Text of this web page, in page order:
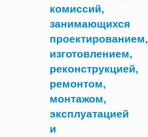
комиссий,
занимающихся
проектированием,
изготовлением,
реконструкцией,
ремонтом,
монтажом,
эксплуатацией
и